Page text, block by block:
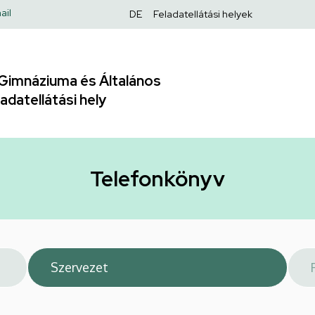
Felső
DE Feladatellátási helyek
és Általános
hely
Telefonkönyv